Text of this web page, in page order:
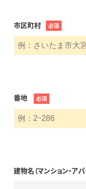
市区町村 必須
番地 必須
建物名（マンション・ア